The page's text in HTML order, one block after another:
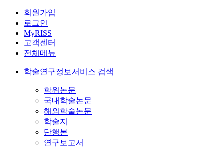
회원가입
로그인
MyRISS
고객센터
전체메뉴
학술연구정보서비스 검색
학위논문
국내학술논문
해외학술논문
학술지
단행본
연구보고서